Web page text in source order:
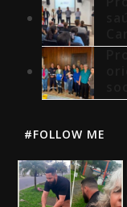
#FOLLOW ME